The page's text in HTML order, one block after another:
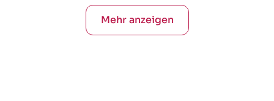
Mehr anzeigen